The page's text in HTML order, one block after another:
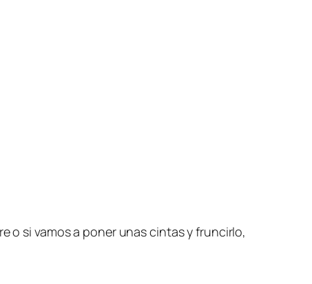
o si vamos a poner unas cintas y fruncirlo,